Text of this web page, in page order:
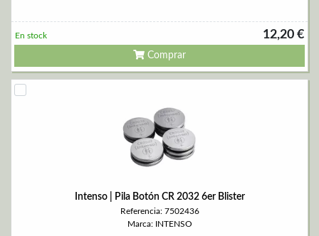
12,20 €
En stock
Comprar
Intenso | Pila Botón CR 2032 6er Blister
Referencia: 7502436
Marca: INTENSO